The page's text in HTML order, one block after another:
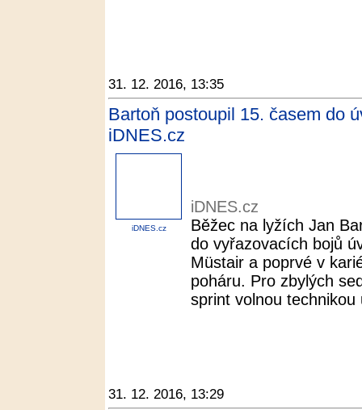
31. 12. 2016, 13:35
Bartoň postoupil 15. časem do
iDNES.cz
iDNES.cz
iDNES.cz
Běžec na lyžích Jan
do vyřazovacích bojů
Müstair a poprvé v
poháru. Pro zbylých
sprint volnou technikou
31. 12. 2016, 13:29